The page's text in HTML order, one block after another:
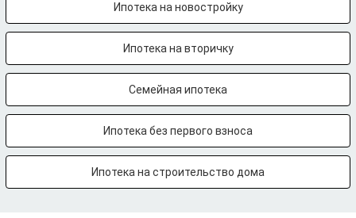
Ипотека на новостройку
Ипотека на вторичку
Семейная ипотека
Ипотека без первого взноса
Ипотека на строительство дома